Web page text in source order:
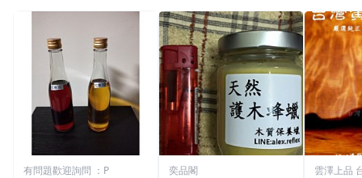
有問題歡迎詢問 ：P 奕品閣 雲澤上品